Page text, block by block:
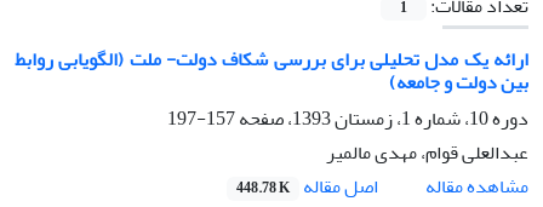
1
ارائه یک مدل تحلیلی برای بررسی شکاف دولت- ملت (الگویابی روابط
بین دولت و جامعه)
دوره 10، شماره 1، زمستان 1393، صفحه
157-197
عبدالعلی قوام، مهدی مالمیر
مشاهده مقاله
اصل مقاله 448.78 K